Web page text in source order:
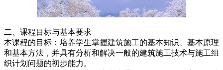
二、课程目标与基本要求
本课程的目标：培养学生掌握建筑施工的基本知识、基本原理
和基本方法，并具有分析和解决一般的建筑施工技术与施工组
织计划问题的初步能力。